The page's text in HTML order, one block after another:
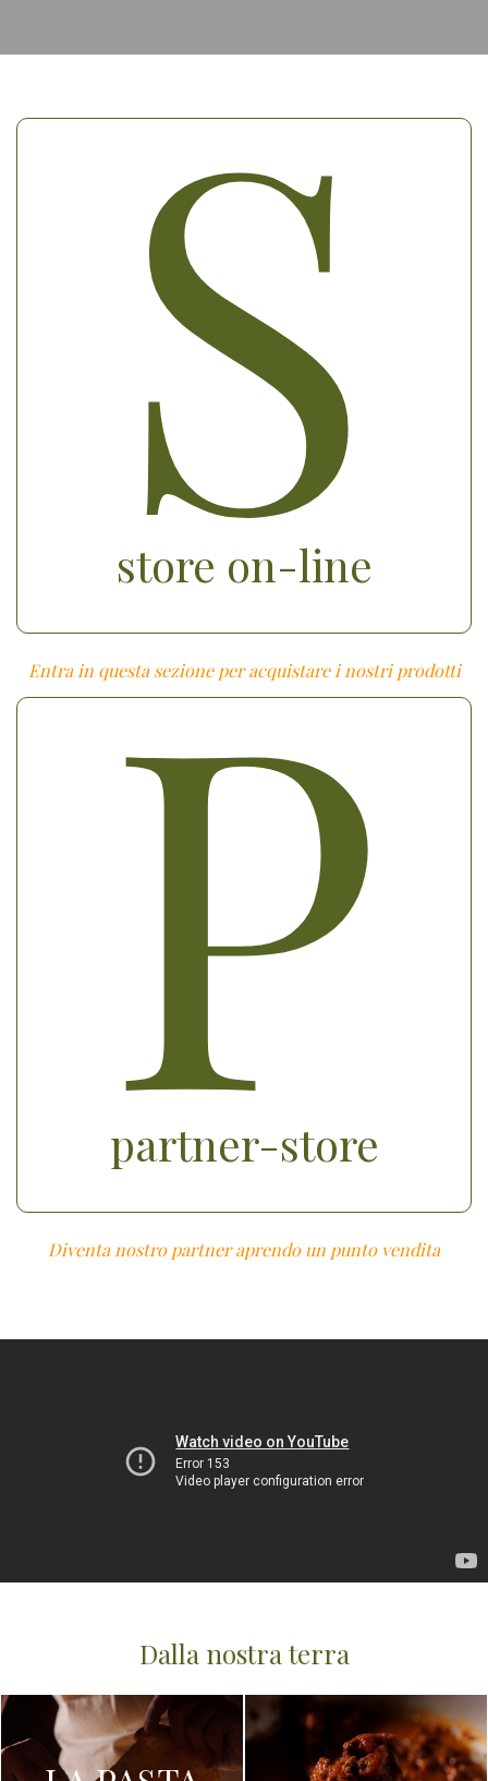
S
store on-line
Entra in questa sezione per acquistare i nostri prodotti
P
partner-store
Diventa nostro partner aprendo un punto vendita
Dalla nostra terra